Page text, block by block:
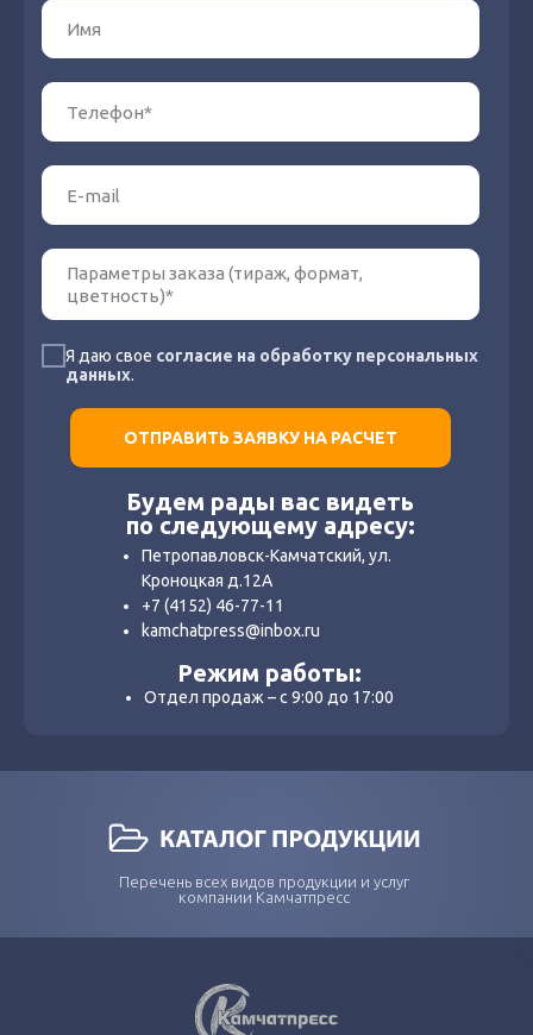
Я даю свое согласие на обработку персональных
данных.
ОТПРАВИТЬ ЗАЯВКУ НА РАСЧЕТ
Петропавловск-Камчатский, ул.
Кроноцкая д.12А
+7 (4152) 46-77-11
kamchatpress@inbox.ru
Будем рады вас видеть
по следующему адресу:
Отдел продаж – с 9:00 до 17:00
Режим работы:
Перечень всех видов продукции и услуг
компании Камчатпресс